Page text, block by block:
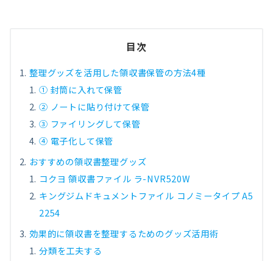
目次
整理グッズを活用した領収書保管の方法4種
① 封筒に入れて保管
② ノートに貼り付けて保管
③ ファイリングして保管
④ 電子化して保管
おすすめの領収書整理グッズ
コクヨ 領収書ファイル ラ-NVR520W
キングジムドキュメントファイル コノミータイプ A5
2254
効果的に領収書を整理するためのグッズ活用術
分類を工夫する